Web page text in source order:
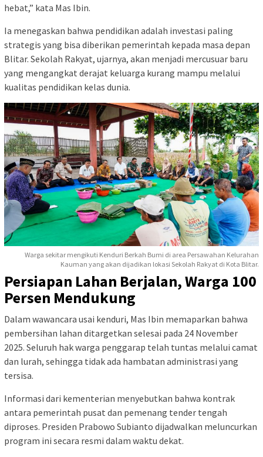
hebat,” kata Mas Ibin.
Ia menegaskan bahwa pendidikan adalah investasi paling
strategis yang bisa diberikan pemerintah kepada masa depan
Blitar. Sekolah Rakyat, ujarnya, akan menjadi mercusuar baru
yang mengangkat derajat keluarga kurang mampu melalui
kualitas pendidikan kelas dunia.
Warga sekitar mengikuti Kenduri Berkah Bumi di area Persawahan Kelurahan
Kauman yang akan dijadikan lokasi Sekolah Rakyat di Kota Blitar.
Persiapan Lahan Berjalan, Warga 100
Persen Mendukung
Dalam wawancara usai kenduri, Mas Ibin memaparkan bahwa
pembersihan lahan ditargetkan selesai pada 24 November
2025. Seluruh hak warga penggarap telah tuntas melalui camat
dan lurah, sehingga tidak ada hambatan administrasi yang
tersisa.
Informasi dari kementerian menyebutkan bahwa kontrak
antara pemerintah pusat dan pemenang tender tengah
diproses. Presiden Prabowo Subianto dijadwalkan meluncurkan
program ini secara resmi dalam waktu dekat.